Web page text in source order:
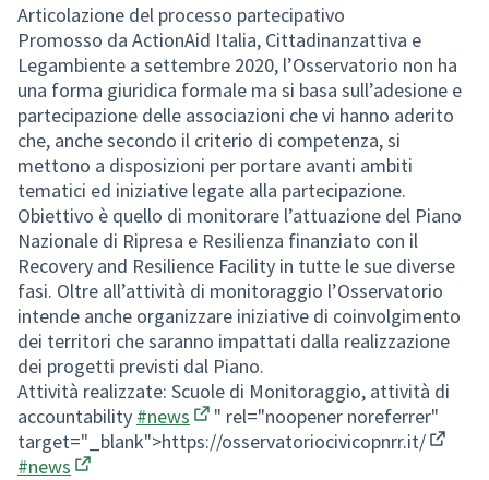
Articolazione del processo partecipativo
Promosso da ActionAid Italia, Cittadinanzattiva e
Legambiente a settembre 2020, l’Osservatorio non ha
una forma giuridica formale ma si basa sull’adesione e
partecipazione delle associazioni che vi hanno aderito
che, anche secondo il criterio di competenza, si
mettono a disposizioni per portare avanti ambiti
tematici ed iniziative legate alla partecipazione.
Obiettivo è quello di monitorare l’attuazione del Piano
Nazionale di Ripresa e Resilienza finanziato con il
Recovery and Resilience Facility in tutte le sue diverse
fasi. Oltre all’attività di monitoraggio l’Osservatorio
intende anche organizzare iniziative di coinvolgimento
dei territori che saranno impattati dalla realizzazione
dei progetti previsti dal Piano.
Attività realizzate: Scuole di Monitoraggio, attività di
accountability #news
(Collegamento esterno)
" rel="noopener noreferrer"
target="_blank">https://osservatoriocivicopnrr.it/
#news